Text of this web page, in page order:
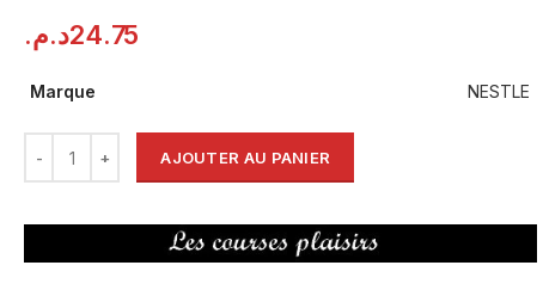
24.75د.م.
Marque NESTLE
AJOUTER AU PANIER